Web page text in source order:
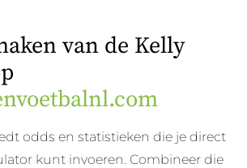
van de Kelly
odds en statistieken die je direct
kunt invoeren. Combineer die